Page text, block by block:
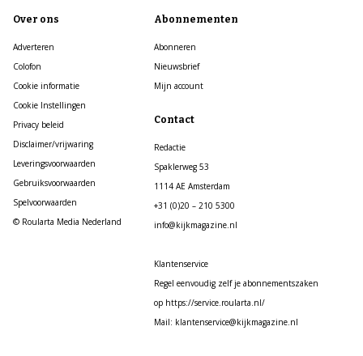
Over ons
Adverteren
Colofon
Cookie informatie
Cookie Instellingen
Privacy beleid
Disclaimer/vrijwaring
Leveringsvoorwaarden
Gebruiksvoorwaarden
Spelvoorwaarden
© Roularta Media Nederland
Abonnementen
Abonneren
Nieuwsbrief
Mijn account
Contact
Redactie
Spaklerweg 53
1114 AE Amsterdam
+31 (0)20 – 210 5300
info@kijkmagazine.nl
Klantenservice
Regel eenvoudig zelf je abonnementszaken
op https://service.roularta.nl/
Mail: klantenservice@kijkmagazine.nl